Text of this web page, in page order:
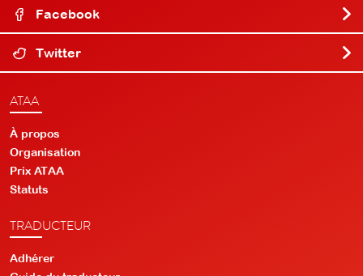
Facebook
Twitter
ATAA
À propos
Organisation
Prix ATAA
Statuts
TRADUCTEUR
Adhérer